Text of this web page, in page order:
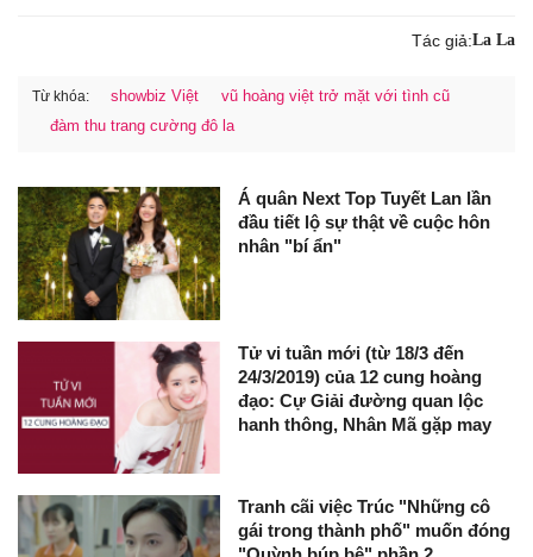
Tác giả:La La
Từ khóa: showbiz Việt
vũ hoàng việt trở mặt với tình cũ
đàm thu trang cường đô la
Á quân Next Top Tuyết Lan lần
đầu tiết lộ sự thật về cuộc hôn
nhân "bí ẩn"
Tử vi tuần mới (từ 18/3 đến
24/3/2019) của 12 cung hoàng
đạo: Cự Giải đường quan lộc
hanh thông, Nhân Mã gặp may
Tranh cãi việc Trúc "Những cô
gái trong thành phố" muốn đóng